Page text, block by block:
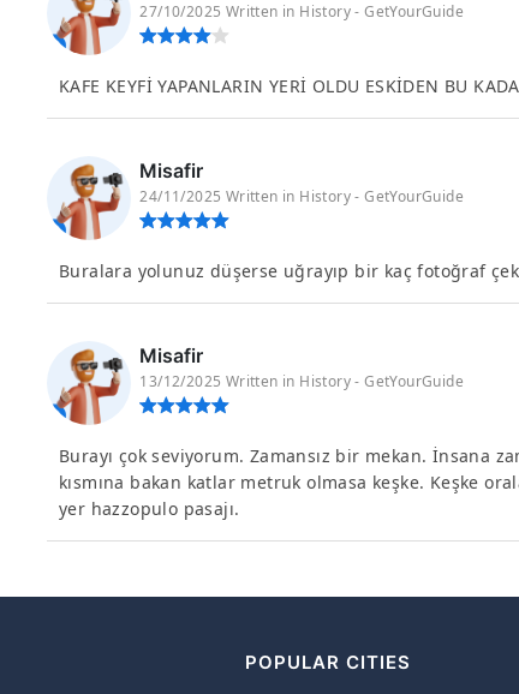
27/10/2025 Written in History - GetYourGuide
KAFE KEYFİ YAPANLARIN YERİ OLDU ESKİDEN BU
Misafir
24/11/2025 Written in History - GetYourGuide
Buralara yolunuz düşerse uğrayıp bir kaç fotoğraf
Misafir
13/12/2025 Written in History - GetYourGuide
Burayı çok seviyorum. Zamansız bir mekan. İnsana
kısmına bakan katlar metruk olmasa keşke. Keşke
yer hazzopulo pasajı.
POPULAR CITIES